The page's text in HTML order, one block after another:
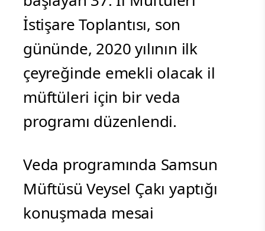
İstişare Toplantısı, son
gününde, 2020 yılının ilk
çeyreğinde emekli olacak il
müftüleri için bir veda
programı düzenlendi.
Veda programında Samsun
Müftüsü Veysel Çakı yaptığı
konuşmada mesai